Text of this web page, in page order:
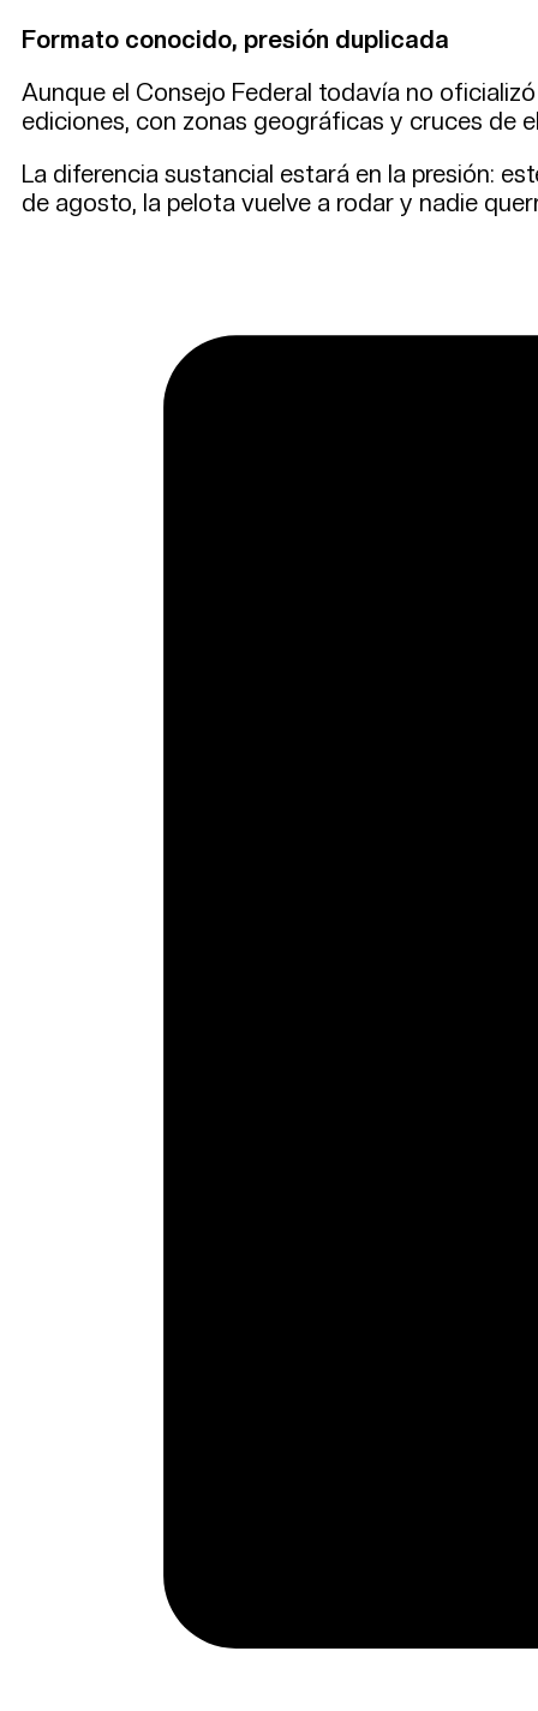
Formato conocido, presión duplicada
Aunque el Consejo Federal todavía no
ediciones, con zonas geográficas y cruces de
La diferencia sustancial estará en la presión:
de agosto, la pelota vuelve a rodar y nadie